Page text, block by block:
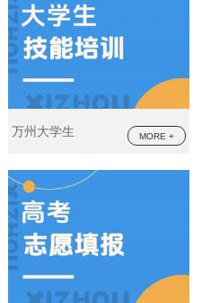
万州大学生 MORE +